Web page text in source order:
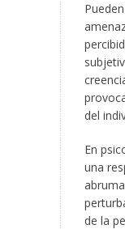
del
En
una
de la